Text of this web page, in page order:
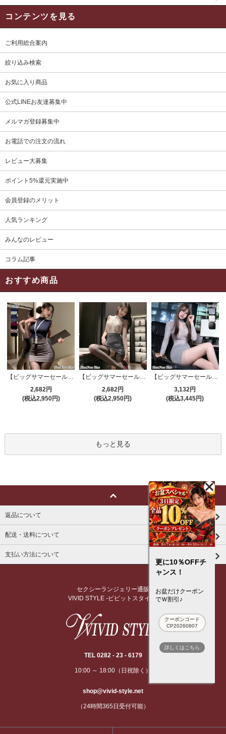
コンテンツを見る
ご利用総合案内
絞り込み検索
お気に入り商品
公式LINEお友達募集中
メルマガ登録募集中
お電話での注文の流れ
レビュー大募集
ポイント5%還元実施中
会員登録のメリット
人気ランキング
みんなのレビュー
コラム記事
おすすめ商品
【ビッグサマーセール対象品】セクシーコスプレ(SEXYCOSPLAY) 4421
2,682円
(税込2,950円)
【ビッグサマーセール対象品】セクシーコスプレ(SEXYCOSPLAY) 4191
2,682円
(税込2,950円)
【ビッグサマーセール対象品】セクシーコスプレ(SEXYCOSPLAY) 4173
3,132円
(税込3,445円)
もっと見る
返品について
配送・送料について
支払い方法について
セクシーランジェリー通販
VIVID STYLE -ビビットスタイル-
TEL 0282 - 23 - 6179
10:00 ～ 18:00（日祝除く）
shop@vivid-style.net
（24時間365日受付可能）
更に10％OFFチ
ャンス！
お盆だけクーポン
でＷ割引♪
クーポンコード
CP20260807
詳しくはこちら